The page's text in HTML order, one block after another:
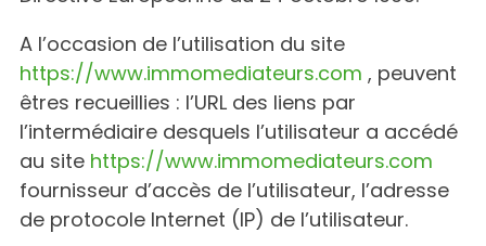
A l’occasion de l’utilisation du site
https://www.immomediateurs.com , peuvent
êtres recueillies : l’URL des liens par
l’intermédiaire desquels l’utilisateur a accédé
au site https://www.immomediateurs.com
fournisseur d’accès de l’utilisateur, l’adresse
de protocole Internet (IP) de l’utilisateur.